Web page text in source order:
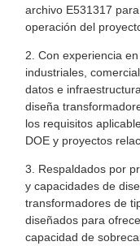
archivo E531317
operación del
2. Con experiencia
industriales,
datos e
diseña
los requisitos
DOE y proyectos
3. Respaldados por
y capacidades de
transformadores de
diseñados para
capacidad de